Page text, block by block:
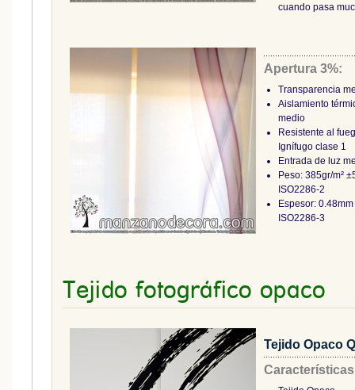
cuando pasa
Apertura 3%:
Transparencia
Aislamiento
medio
Resistente al
Ignífugo clase 1
Entrada de luz
Peso: 385gr/m²
ISO2286-2
Espesor:
ISO2286-3
Tejido fotográfico opaco
Tejido Opaco